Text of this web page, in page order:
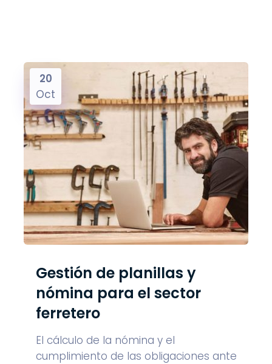
20
Oct
Gestión de planillas y
nómina para el sector
ferretero
El cálculo de la nómina y el
cumplimiento de las obligaciones ante